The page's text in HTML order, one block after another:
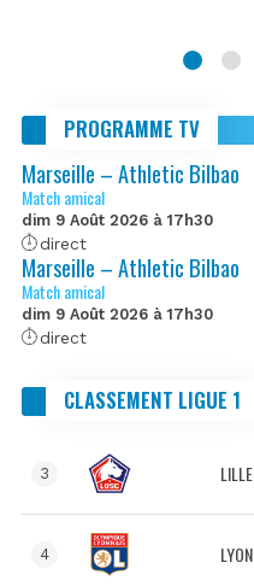
PROGRAMME TV
Marseille – Athletic Bilbao
Match amical
dim 9 Août 2026 à 17h30
direct
Marseille – Athletic Bilbao
Match amical
dim 9 Août 2026 à 17h30
direct
CLASSEMENT LIGUE 1
3 LILLE
4 LYON